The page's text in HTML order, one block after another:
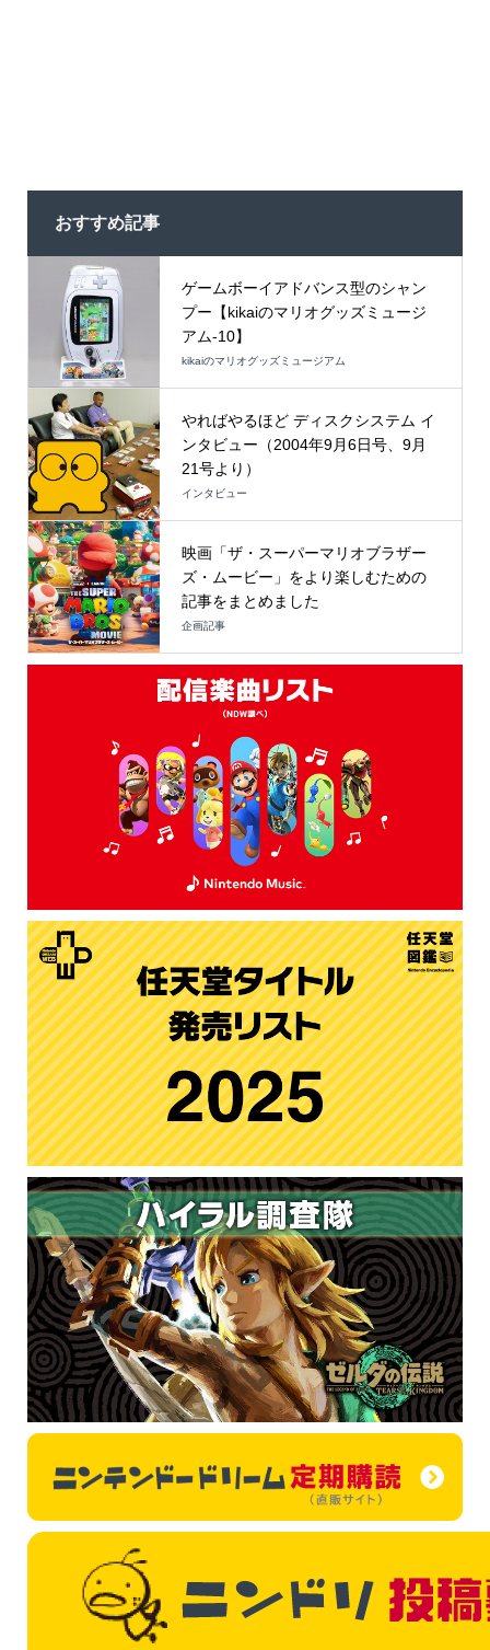
おすすめ記事
ゲームボーイアドバンス型のシャン
プー【kikaiのマリオグッズミュージ
アム-10】
kikaiのマリオグッズミュージアム
やればやるほど ディスクシステム イ
ンタビュー（2004年9月6日号、9月
21号より）
インタビュー
映画「ザ・スーパーマリオブラザー
ズ・ムービー」をより楽しむための
記事をまとめました
企画記事